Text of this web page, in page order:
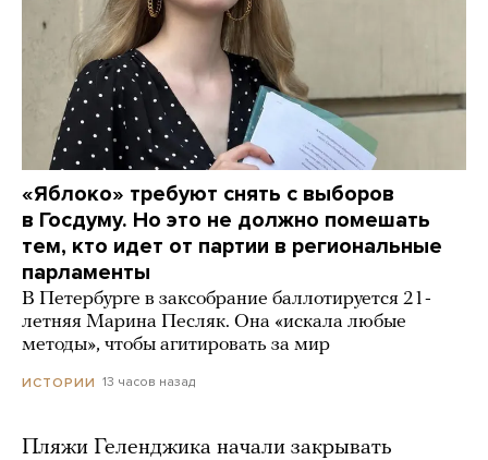
«Яблоко» требуют снять с выборов
в Госдуму. Но это не должно помешать
тем, кто идет от партии в региональные
парламенты
В Петербурге в заксобрание баллотируется 21-
летняя Марина Песляк. Она «искала любые
методы», чтобы агитировать за мир
ИСТОРИИ 13 часов назад
Пляжи Геленджика начали закрывать